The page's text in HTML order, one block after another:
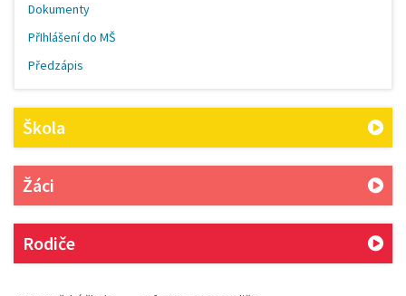
Dokumenty
PřIhlášení do MŠ
Předzápis
Škola
Žáci
Rodiče